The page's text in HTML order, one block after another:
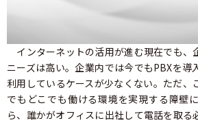
インターネットの活用が進む現在でも、
ニーズは高い。企業内では今でもPBXを導
利用しているケースが少なくない。ただ、
でもどこでも働ける環境を実現する障壁
ら、誰かがオフィスに出社して電話を取る